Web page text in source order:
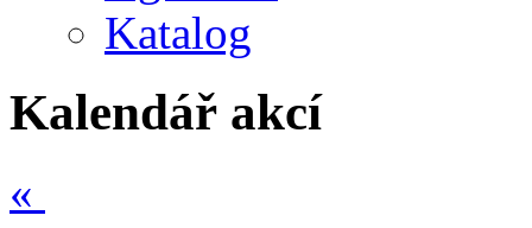
Katalog
Kalendář akcí
«